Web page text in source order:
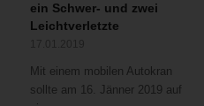
ein Schwer- und zwei
Leichtverletzte
Mit einem mobilen Autokran
sollte am 16. Jänner 2019 auf